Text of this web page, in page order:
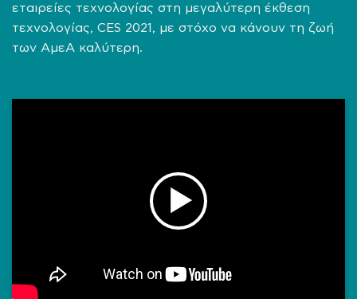
εταιρείες τεχνολογίας στη μεγαλύτερη έκθεση
τεχνολογίας, CES 2021, με στόχο να κάνουν τη ζωή
των ΑμεΑ καλύτερη.